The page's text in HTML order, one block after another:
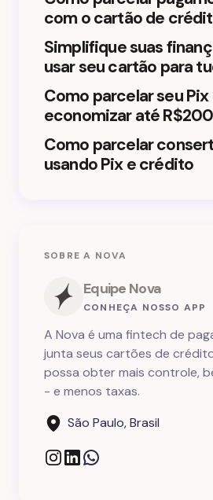
Salvar meu nome e e-mail
a próxima vez que eu
Enviar
com o cartão de
Simplifique suas
usar seu cartão para
Como parcelar seu Pix
economizar até R$200
Como parcelar
usando Pix e crédito
SOBRE A NOVA
Equipe Nova
CONHEÇA NOSSO APP
A Nova é uma fintech de
junta seus cartões de
possa obter mais controle,
- e menos taxas.
São Paulo, Brasil